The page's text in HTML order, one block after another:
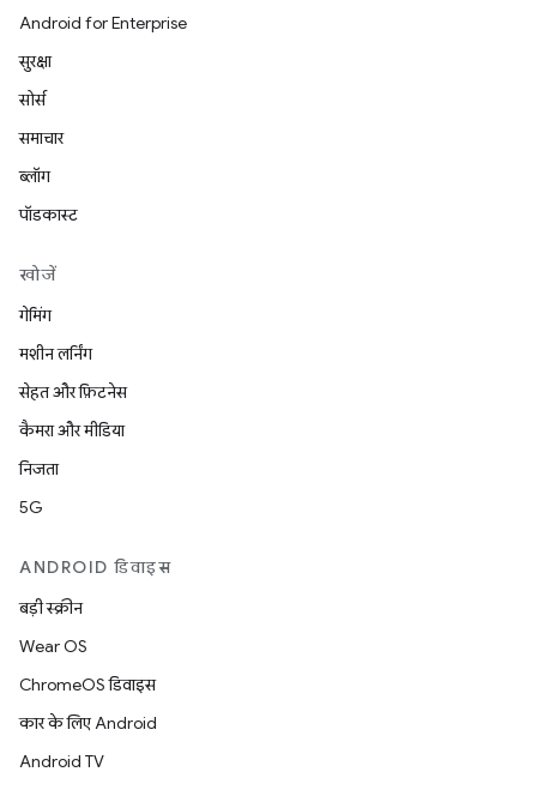
Android for Enterprise
सुरक्षा
सोर्स
समाचार
ब्लॉग
पॉडकास्ट
खोजें
गेमिंग
मशीन लर्निंग
सेहत और फ़िटनेस
कैमरा और मीडिया
निजता
5G
ANDROID डिवाइस
बड़ी स्क्रीन
Wear OS
ChromeOS डिवाइस
कार के लिए Android
Android TV